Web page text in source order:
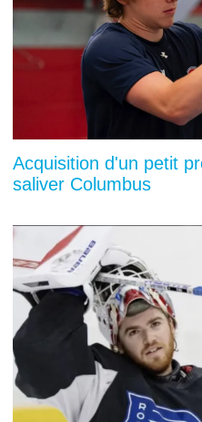
Acquisition d'un petit
saliver Columbus